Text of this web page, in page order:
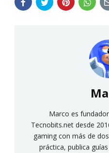
Marco es
Tecnobits.net desde
gaming con más de
práctica, publica